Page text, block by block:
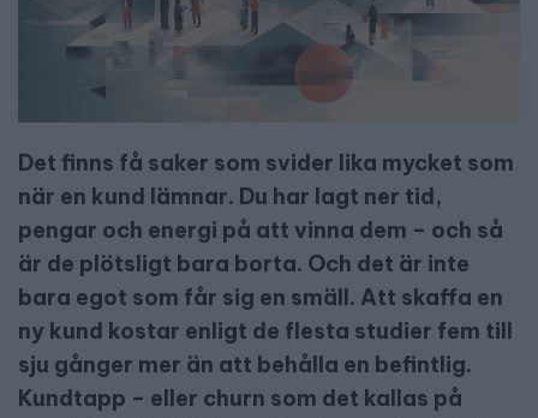
Det finns få saker som svider lika mycket som
när en kund lämnar. Du har lagt ner tid,
pengar och energi på att vinna dem – och så
är de plötsligt bara borta. Och det är inte
bara egot som får sig en smäll. Att skaffa en
ny kund kostar enligt de flesta studier fem till
sju gånger mer än att behålla en befintlig.
Kundtapp – eller churn som det kallas på